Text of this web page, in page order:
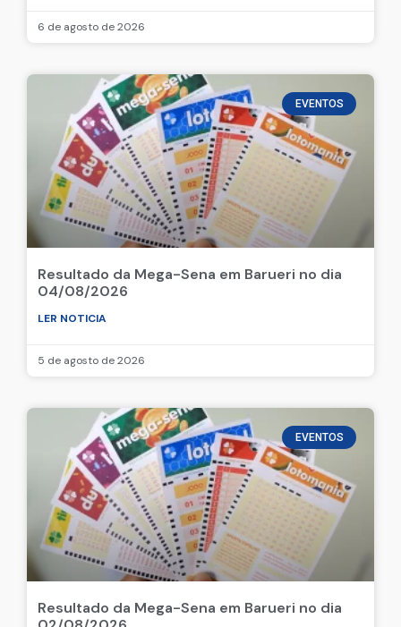
6 de agosto de 2026
EVENTOS
Resultado da Mega-Sena em Barueri no dia
04/08/2026
LER NOTICIA
5 de agosto de 2026
EVENTOS
Resultado da Mega-Sena em Barueri no dia